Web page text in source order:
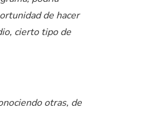
de hacer
cierto tipo de
otras, de